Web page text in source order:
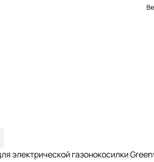
электрической газонокосилки